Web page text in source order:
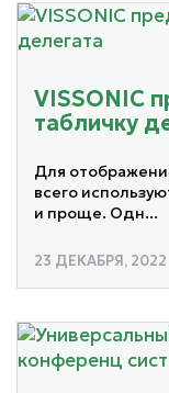
VISSONIC
табличку
Для
всего
и проще. Одн...
23 ДЕКАБРЯ, 2022